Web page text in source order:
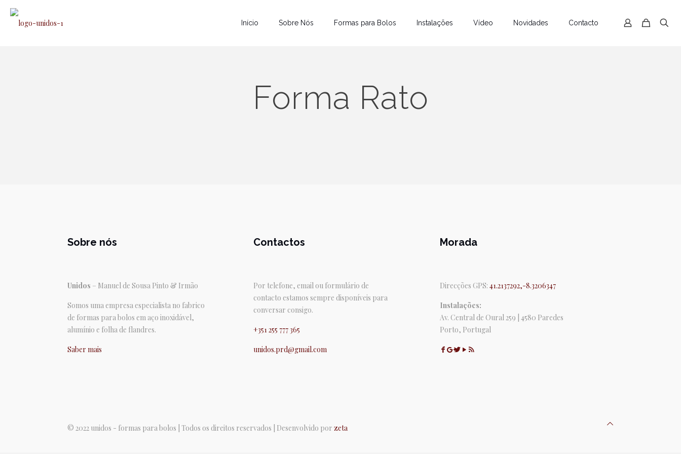
Início Sobre Nós Formas para Bolos Instalações Vídeo Novidades Contacto
Forma Rato
Sobre nós
Unidos – Manuel de Sousa Pinto & Irmão
Somos uma empresa especialista no fabrico
de formas para bolos em aço inoxidável,
alumínio e folha de flandres.
Saber mais
Contactos
Por telefone, email ou formulário de
contacto estamos sempre disponíveis para
conversar consigo.
+351 255 777 365
unidos.prd@gmail.com
Morada
Direcções GPS: 41.2137292,-8.3206347
Instalações:
Av. Central de Oural 259 | 4580 Paredes
Porto, Portugal
© 2022 unidos - formas para bolos | Todos os direitos reservados | Desenvolvido por zeta